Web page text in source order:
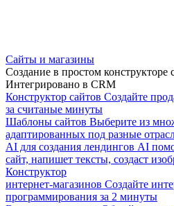
Сайты и магазины
Создание в простом
Интегрировано в CRM
Конструктор сайтов Создайте
за считаные минуты
Шаблоны сайтов Выберите из
адаптированных под разные
AI для создания лендингов AI
сайт, напишет тексты, создаст
Конструктор
интернет-магазинов Создайте
программирования за 2 минуты